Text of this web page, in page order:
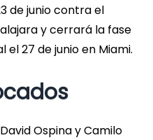
de junio contra el
y cerrará la fase
27 de junio en Miami.
Ospina y Camilo